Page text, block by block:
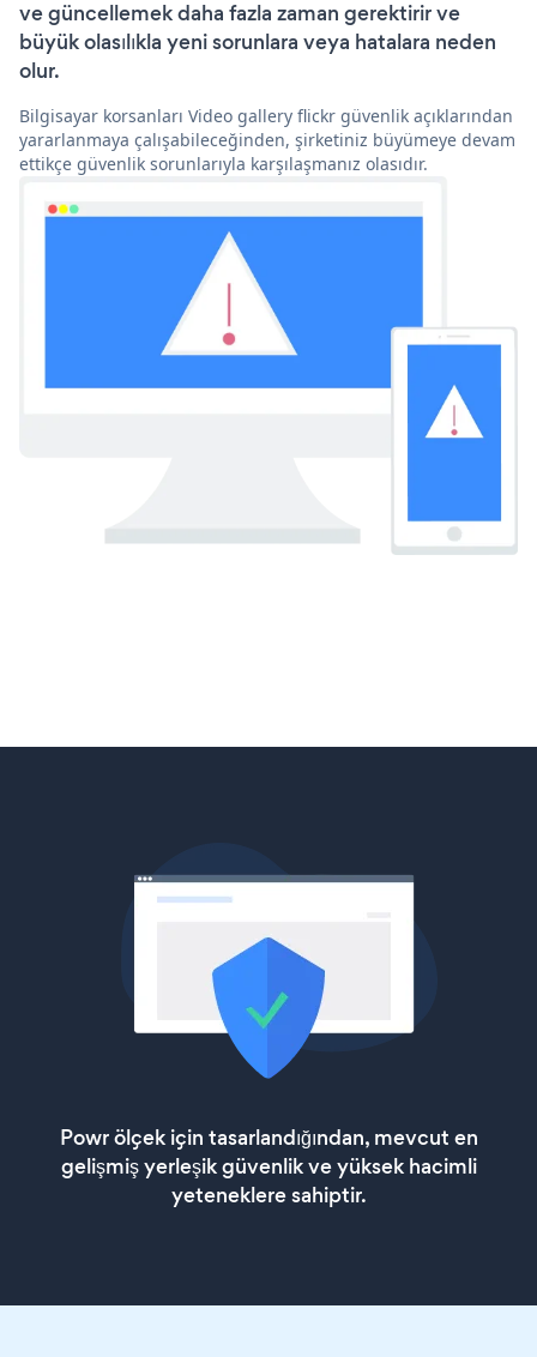
ve güncellemek daha fazla zaman gerektirir ve
büyük olasılıkla yeni sorunlara veya hatalara neden
olur.
Bilgisayar korsanları Video gallery flickr güvenlik açıklarından
yararlanmaya çalışabileceğinden, şirketiniz büyümeye devam
ettikçe güvenlik sorunlarıyla karşılaşmanız olasıdır.
Powr ölçek için tasarlandığından, mevcut en
gelişmiş yerleşik güvenlik ve yüksek hacimli
yeteneklere sahiptir.